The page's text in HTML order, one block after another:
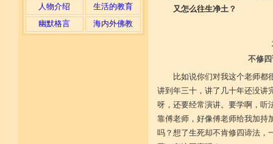
人物介绍
生活的教育
幽默格言
海内外佛教
又怎么往生净土？
不修
比如说你们对我这个老师都
讲到年三十，讲了几十年还没讲
呀，还要经常演讲。要学啊，听
靠傅老师，好像傅老师给我加持
吗？想了生死却不肯修四谛法，